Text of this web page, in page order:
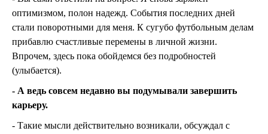
оптимизмом, полон надежд. События последних дней
стали поворотными для меня. К сугубо футбольным делам
прибавлю счастливые перемены в личной жизни.
Впрочем, здесь пока обойдемся без подробностей
(улыбается).
- А ведь совсем недавно вы подумывали завершить
карьеру.
- Такие мысли действительно возникали, обсуждал с